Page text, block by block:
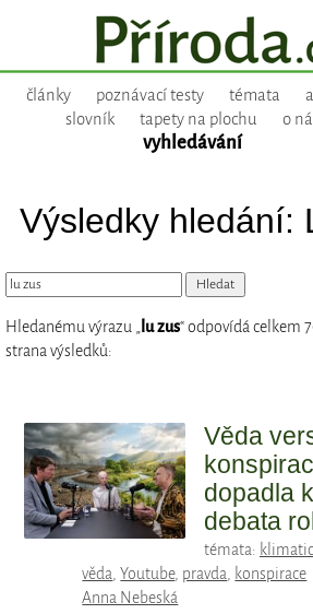
články poznávací testy témata
slovník
tapety na plochu o
vyhledávání
Výsledky hledání:
Hledanému výrazu „lu zus“ odpovídá celkem
strana výsledků:
Věda
dopadla
debata
témata:
věda,Youtube, pravda, konspirace
Anna Nebeská